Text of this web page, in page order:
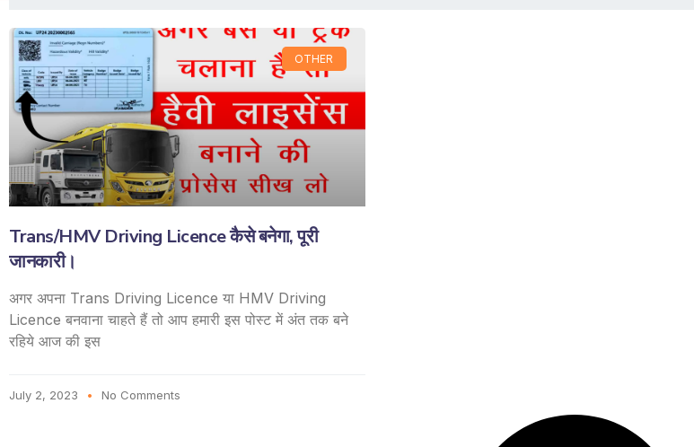
OTHER
Trans/HMV Driving Licence कैसे बनेगा, पूरी
जानकारी।
अगर अपना Trans Driving Licence या HMV Driving
Licence बनवाना चाहते हैं तो आप हमारी इस पोस्ट में अंत तक बने
रहिये आज की इस
July 2, 2023 No Comments